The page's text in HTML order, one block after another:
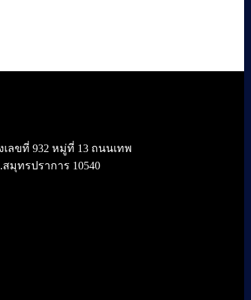
เลขที่ 932 หมู่ที่ 13 ถนนเทพ
มุทรปราการ 10540